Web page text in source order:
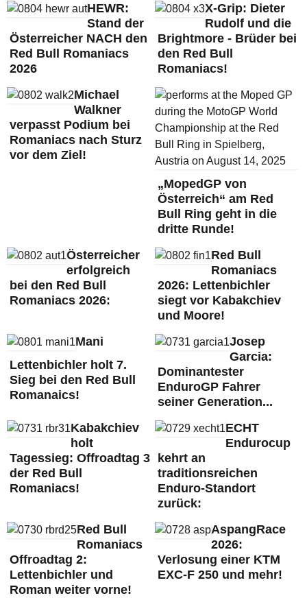
HEWR:
Stand der
Österreicher NACH den
Red Bull Romaniacs
2026
X-Grip: Dieter
Rudolf und die
Brightmore - Brüder bei
den Red Bull
Romaniacs!
Michael
Walkner
verpasst Podium bei
Romaniacs nach Sturz
vor dem Ziel!
„MopedGP von
Österreich“ am Red
Bull Ring geht in die
dritte Runde!
Österreicher
erfolgreich
bei den Red Bull
Romaniacs 2026:
Red Bull
Romaniacs
2026: Lettenbichler
siegt vor Kabakchiev
und Moore!
Mani
Lettenbichler holt 7.
Sieg bei den Red Bull
Romanaics!
Josep
Garcia:
Dominantester
EnduroGP Fahrer
seiner Generation...
Kabakchiev
holt
Tagessieg: Offroadtag 3
der Red Bull
Romaniacs!
ECHT
Endurocup
kehrt an
traditionsreichen
Enduro-Standort
zurück:
Red Bull
Romaniacs
Offroadtag 2:
Lettenbichler und
Roman weiter vorne!
AspangRace
2026:
Verlosung einer KTM
EXC-F 250 und mehr!